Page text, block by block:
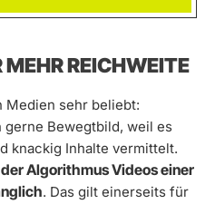
REICHWEITE
Medien sehr beliebt:
Bewegtbild, weil es
knackig Inhalte vermittelt.
Algorithmus Videos einer
. Das gilt einerseits für